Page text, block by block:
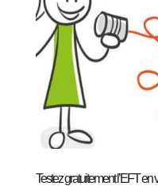
Testez gratuitement l’EFT en